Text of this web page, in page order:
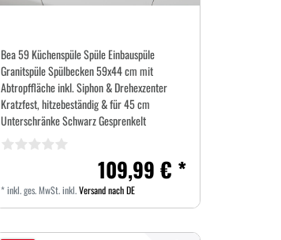
Bea 59 Küchenspüle Spüle Einbauspüle
Granitspüle Spülbecken 59x44 cm mit
Abtropffläche inkl. Siphon & Drehexzenter
Kratzfest, hitzebeständig & für 45 cm
Unterschränke Schwarz Gesprenkelt
109,99 € *
*inkl. ges. MwSt.inkl.Versand nach DE